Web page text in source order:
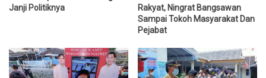
Janji Politiknya
Rakyat, Ningrat Bangsawan
Sampai Tokoh Masyarakat Dan
Pejabat